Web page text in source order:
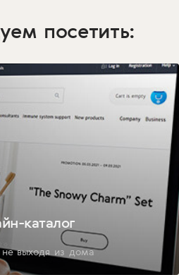
посетить:
каталог
не выходя из дома